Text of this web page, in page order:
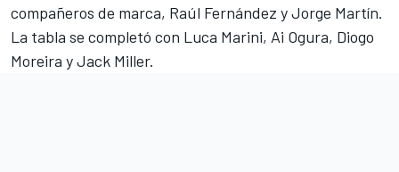
compañeros de marca, Raúl Fernández yJorge Martín.
La tabla se completó con Luca Marini, Ai Ogura, Diogo
Moreira yJack Miller.